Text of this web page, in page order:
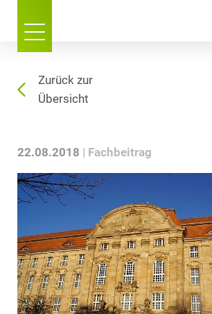
Zurück zur
Übersicht
22.08.2018 Fachbeitrag